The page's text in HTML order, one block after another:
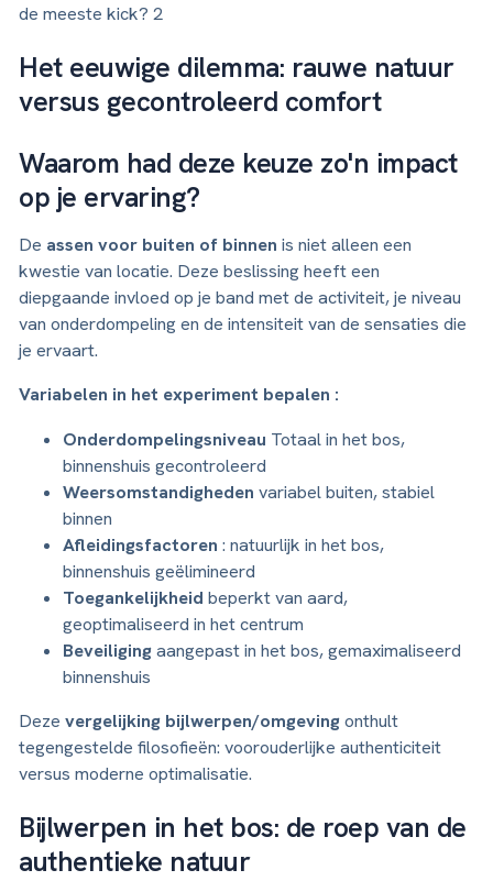
de meeste kick? 2
Het eeuwige dilemma: rauwe natuur
versus gecontroleerd comfort
Waarom had deze keuze zo'n impact
op je ervaring?
De assen voor buiten of binnen is niet alleen een
kwestie van locatie. Deze beslissing heeft een
diepgaande invloed op je band met de activiteit, je niveau
van onderdompeling en de intensiteit van de sensaties die
je ervaart.
Variabelen in het experiment bepalen :
Onderdompelingsniveau Totaal in het bos,
binnenshuis gecontroleerd
Weersomstandigheden variabel buiten, stabiel
binnen
Afleidingsfactoren : natuurlijk in het bos,
binnenshuis geëlimineerd
Toegankelijkheid beperkt van aard,
geoptimaliseerd in het centrum
Beveiligingaangepast in het bos, gemaximaliseerd
binnenshuis
Dezevergelijking bijlwerpen/omgevingonthult
tegengestelde filosofieën: voorouderlijke authenticiteit
versus moderne optimalisatie.
Bijlwerpen in het bos: de roep van de
authentieke natuur